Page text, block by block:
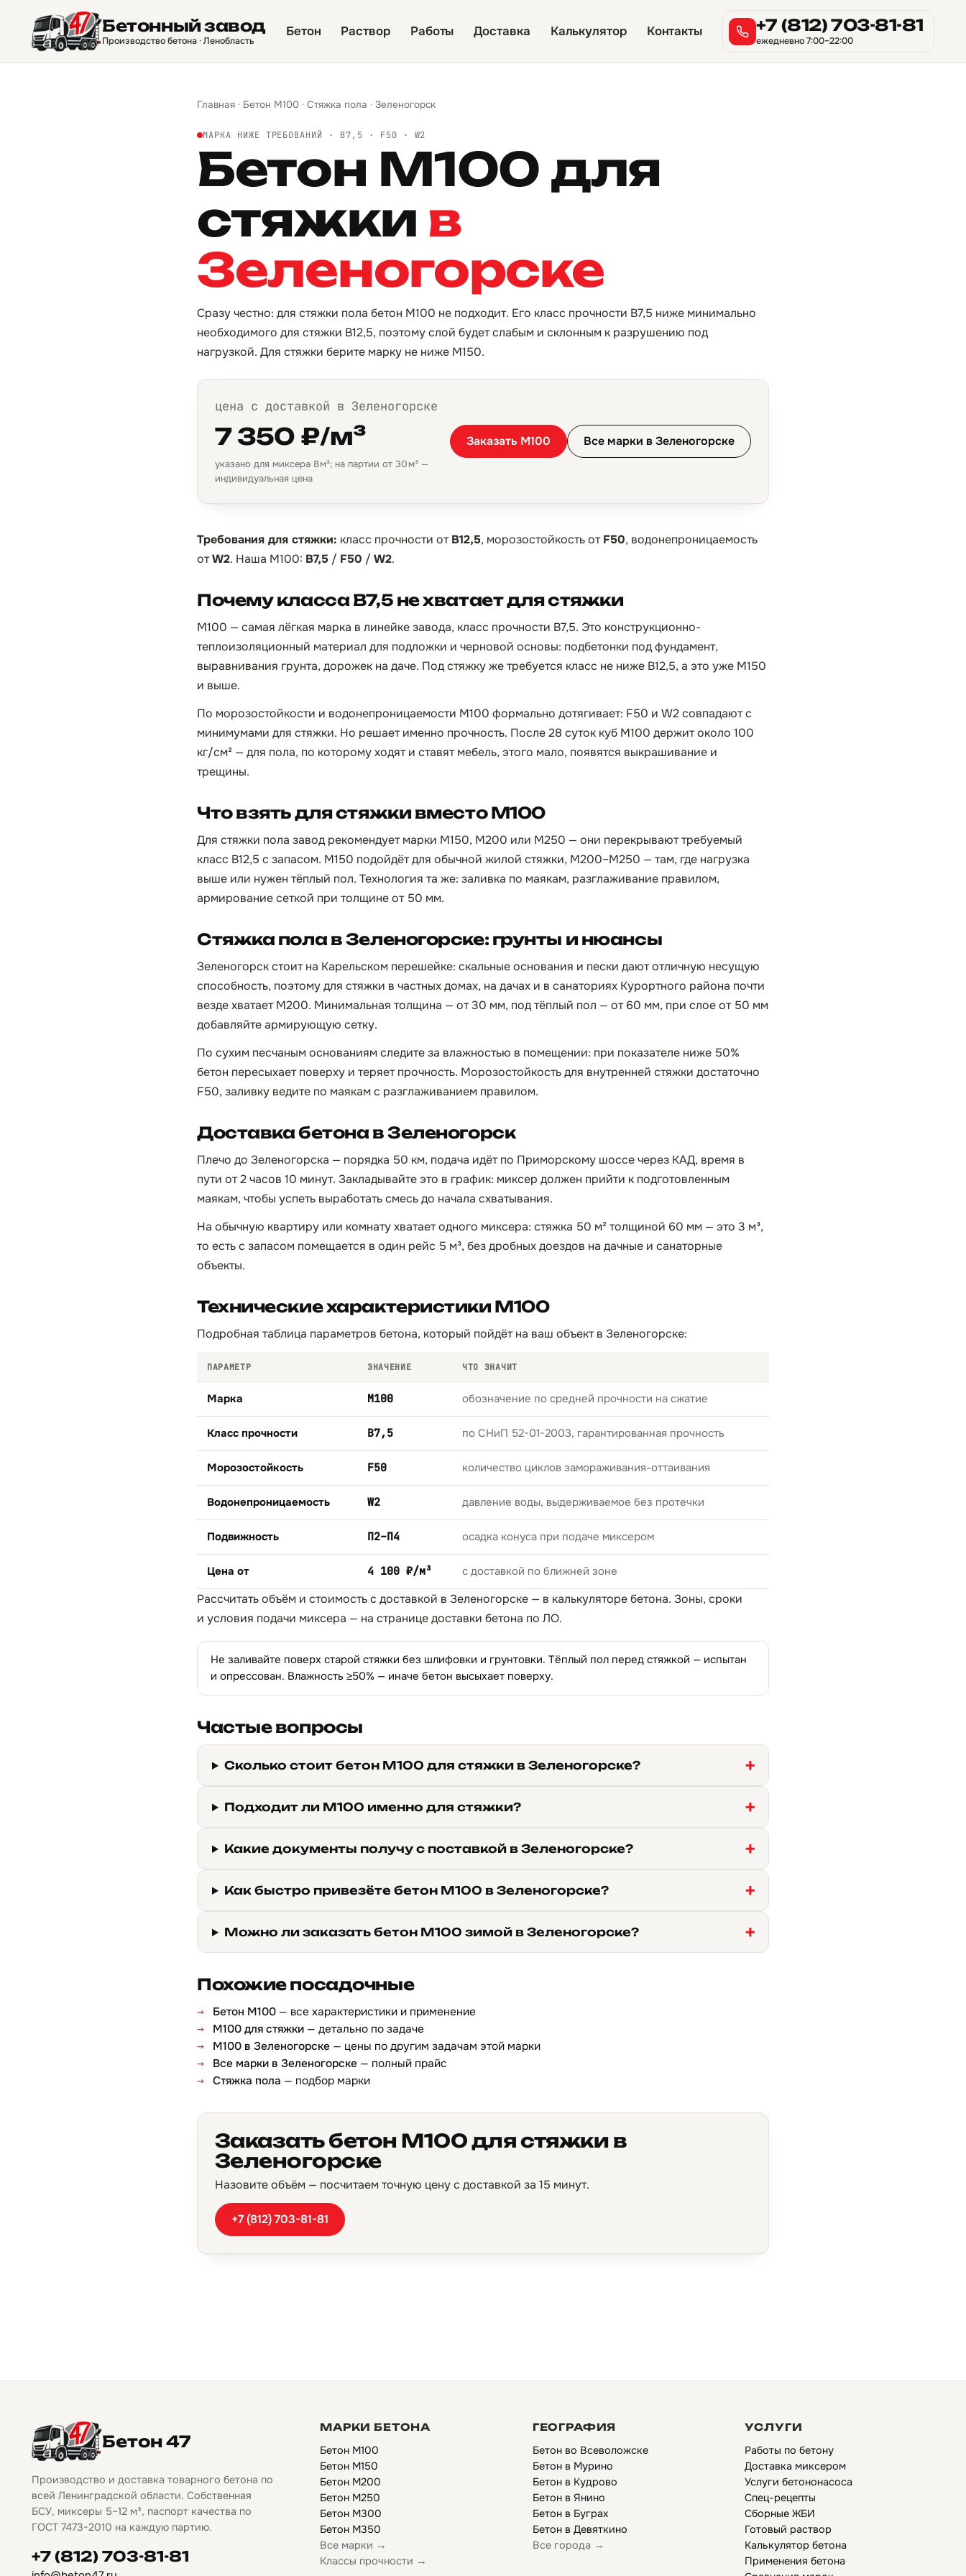
Бетонный завод
Производство бетона · Ленобласть
Бетон Раствор Работы Доставка Калькулятор Контакты +7 (812) 703-81-81
ежедневно 7:00–22:00
Главная · Бетон М100 · Стяжка пола · Зеленогорск
МАРКА НИЖЕ ТРЕБОВАНИЙ · B7,5 · F50 · W2
Бетон М100 для
стяжки в
Зеленогорске
Сразу честно: для стяжки пола бетон М100 не подходит. Его класс прочности B7,5 ниже минимально
необходимого для стяжки B12,5, поэтому слой будет слабым и склонным к разрушению под
нагрузкой. Для стяжки берите марку не ниже М150.
цена с доставкой в Зеленогорске
7 350 ₽/м³
указано для миксера 8 м³; на партии от 30 м³ —
индивидуальная цена
Заказать М100 Все марки в Зеленогорске
Требования для стяжки: класс прочности отB12,5, морозостойкость отF50, водонепроницаемость
отW2. Наша М100: B7,5 / F50 / W2.
Почему класса B7,5 не хватает для стяжки
М100 — самая лёгкая марка в линейке завода, класс прочности B7,5. Это конструкционно-
теплоизоляционный материал для подложки и черновой основы: подбетонки под фундамент,
выравнивания грунта, дорожек на даче. Под стяжку же требуется класс не ниже B12,5, а это уже М150
и выше.
По морозостойкости и водонепроницаемости М100 формально дотягивает: F50 и W2 совпадают с
минимумами для стяжки. Но решает именно прочность. После 28 суток куб М100 держит около 100
кг/см² — для пола, по которому ходят и ставят мебель, этого мало, появятся выкрашивание и
трещины.
Что взять для стяжки вместо М100
Для стяжки пола завод рекомендует марки М150, М200 или М250 — они перекрывают требуемый
класс B12,5 с запасом. М150 подойдёт для обычной жилой стяжки, М200–М250 — там, где нагрузка
выше или нужен тёплый пол. Технология та же: заливка по маякам, разглаживание правилом,
армирование сеткой при толщине от 50 мм.
Стяжка пола в Зеленогорске: грунты и нюансы
Зеленогорск стоит на Карельском перешейке: скальные основания и пески дают отличную несущую
способность, поэтому для стяжки в частных домах, на дачах и в санаториях Курортного района почти
везде хватает М200. Минимальная толщина — от 30 мм, под тёплый пол — от 60 мм, при слое от 50 мм
добавляйте армирующую сетку.
По сухим песчаным основаниям следите за влажностью в помещении: при показателе ниже 50%
бетон пересыхает поверху и теряет прочность. Морозостойкость для внутренней стяжки достаточно
F50, заливку ведите по маякам с разглаживанием правилом.
Доставка бетона в Зеленогорск
Плечо до Зеленогорска — порядка 50 км, подача идёт по Приморскому шоссе через КАД, время в
пути от 2 часов 10 минут. Закладывайте это в график: миксер должен прийти к подготовленным
маякам, чтобы успеть выработать смесь до начала схватывания.
На обычную квартиру или комнату хватает одного миксера: стяжка 50 м² толщиной 60 мм — это 3 м³,
то есть с запасом помещается в один рейс 5 м³, без дробных доездов на дачные и санаторные
объекты.
Технические характеристики М100
Подробная таблица параметров бетона, который пойдёт на ваш объект в Зеленогорске:
ПАРАМЕТР ЗНАЧЕНИЕ ЧТО ЗНАЧИТ
Марка М100 обозначение по средней прочности на сжатие
Класс прочности B7,5 по СНиП 52-01-2003, гарантированная прочность
Морозостойкость F50 количество циклов замораживания-оттаивания
Водонепроницаемость W2 давление воды, выдерживаемое без протечки
Подвижность П2–П4 осадка конуса при подаче миксером
Цена от 4 100 ₽/м³ с доставкой по ближней зоне
Рассчитать объём и стоимость с доставкой в Зеленогорске — в калькуляторе бетона. Зоны, сроки
и условия подачи миксера — на страницедоставки бетона по ЛО.
Не заливайте поверх старой стяжки без шлифовки и грунтовки. Тёплый пол перед стяжкой — испытан
и опрессован. Влажность ≥50% — иначе бетон высыхает поверху.
Частые вопросы
Сколько стоит бетон М100 для стяжки в Зеленогорске?
Подходит ли М100 именно для стяжки?
Какие документы получу с поставкой в Зеленогорске?
Как быстро привезёте бетон М100 в Зеленогорске?
Можно ли заказать бетон М100 зимой в Зеленогорске?
Похожие посадочные
Бетон М100 — все характеристики и применение
М100 для стяжки — детально по задаче
М100 в Зеленогорске — цены по другим задачам этой марки
Все марки в Зеленогорске — полный прайс
Стяжка пола — подбор марки
Заказать бетон М100 для стяжки в
Зеленогорске
Назовите объём — посчитаем точную цену с доставкой за 15 минут.
+7 (812) 703-81-81
Бетон 47
Производство и доставка товарного бетона по
всей Ленинградской области. Собственная
БСУ, миксеры 5–12 м³, паспорт качества по
ГОСТ 7473-2010 на каждую партию.
+7 (812) 703-81-81
МАРКИ БЕТОНА
Бетон М100
Бетон М150
Бетон М200
Бетон М250
Бетон М300
Бетон М350
Все марки →
Классы прочности →
ГЕОГРАФИЯ
Бетон во Всеволожске
Бетон в Мурино
Бетон в Кудрово
Бетон в Янино
Бетон в Буграх
Бетон в Девяткино
Все города →
УСЛУГИ
Работы по бетону
Доставка миксером
Услуги бетононасоса
Спец-рецепты
Сборные ЖБИ
Готовый раствор
Калькулятор бетона
Применения бетона